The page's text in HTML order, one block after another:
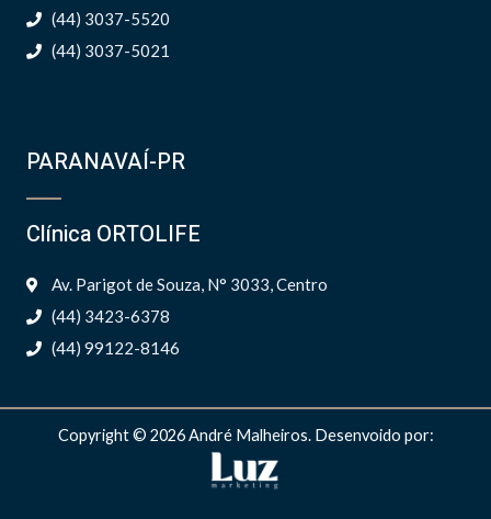
(44) 3037-5520
(44) 3037-5021
PARANAVAÍ-PR
Clínica ORTOLIFE
Av. Parigot de Souza, N° 3033, Centro
(44) 3423-6378
(44) 99122-8146
Copyright © 2026 André Malheiros. Desenvoido por: